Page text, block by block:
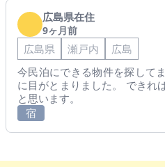
広島県在住
9ヶ月前
広島県 瀬戸内
広島
今民泊にできる物件を探して
に目がとまりました。 できれ
と思います。
宿